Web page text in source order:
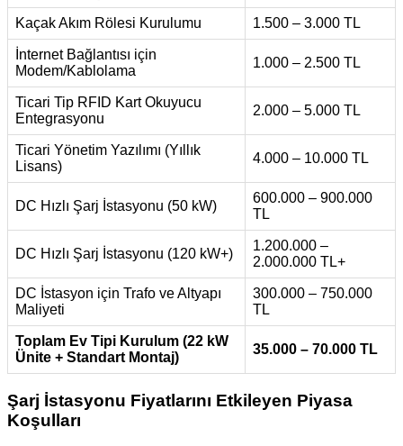
Kaçak Akım Rölesi Kurulumu 1.500 – 3.000 TL
İnternet Bağlantısı için
Modem/Kablolama
1.000 – 2.500 TL
Ticari Tip RFID Kart Okuyucu
Entegrasyonu
2.000 – 5.000 TL
Ticari Yönetim Yazılımı (Yıllık
Lisans)
4.000 – 10.000 TL
DC Hızlı Şarj İstasyonu (50 kW)
600.000 – 900.000
TL
DC Hızlı Şarj İstasyonu (120 kW+)
1.200.000 –
2.000.000 TL+
DC İstasyon için Trafo ve Altyapı
Maliyeti
300.000 – 750.000
TL
Toplam Ev Tipi Kurulum (22 kW
Ünite + Standart Montaj)
35.000 – 70.000 TL
Şarj İstasyonu Fiyatlarını Etkileyen Piyasa
Koşulları